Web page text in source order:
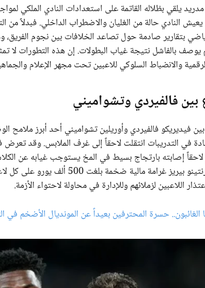
يلقي بظلاله القاتمة على استعدادات النادي الملكي
النادي حالة من الغليان والاضطراب الداخلي. فبدلاً من
بتقارير صادمة حول تصاعد الخلافات بين نجوم الفريق،
بالفاشل نتيجة غياب البطولات. إن هذه التطورات لا
والانضباط السلوكي للاعبين تحت مجهر الإعلام
فالفيردي وتشواميني
فيديريكو فالفيردي وأوريلين تشواميني أحد أبرز ملامح
في التدريبات انتقلت لاحقاً إلى غرف الملابس. وقد
إدارة النادي برئاسة فلورنتينو
اللاعبين لزملائهم وللإدارة في محاولة لاحتواء الأزمة.
الغائبون.. حسرة المحترفين بعيداً عن المونديال الأضخم في